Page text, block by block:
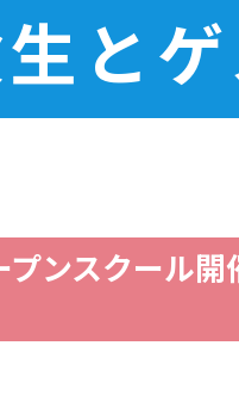
と
ンスクール開